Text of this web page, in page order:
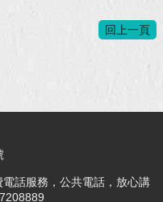
回上一頁
話服務，公共電話，放心講